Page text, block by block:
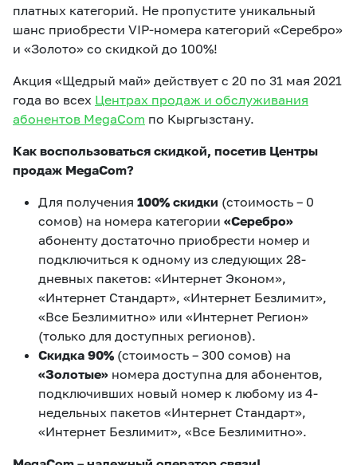
Карта офисов и
покрытие
MegaPay
платных категорий. Не пропустите уникальный
шанс приобрести VIP-номера категорий «Серебро»
и «Золото» со скидкой до 100%!
Акция «Щедрый май» действует с 20 по 31 мая 2021
года во всех Центрах продаж и обслуживания
абонентов MegaCom по Кыргызстану.
Как воспользоваться скидкой, посетив Центры
продаж MegaCom?
Для получения 100% скидки (стоимость – 0
сомов) на номера категории «Серебро»
абоненту достаточно приобрести номер и
подключиться к одному из следующих 28-
дневных пакетов: «Интернет Эконом»,
«Интернет Стандарт», «Интернет Безлимит»,
«Все Безлимитно» или «Интернет Регион»
(только для доступных регионов).
Скидка 90% (стоимость – 300 сомов) на
«Золотые» номера доступна для абонентов,
подключивших новый номер к любому из 4-
недельных пакетов «Интернет Стандарт»,
«Интернет Безлимит», «Все Безлимитно».